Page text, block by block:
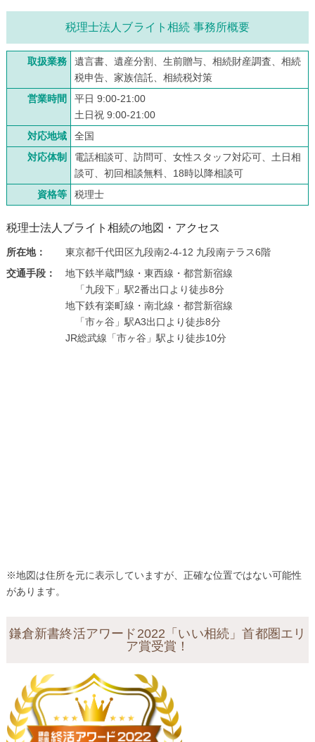
税理士法人ブライト相続 事務所概要
取扱業務
遺言書、遺産分割、生前贈与、相続財産調査、相続
税申告、家族信託、相続税対策
営業時間
平日 9:00-21:00
土日祝 9:00-21:00
対応地域
全国
対応体制
電話相談可、訪問可、女性スタッフ対応可、土日相
談可、初回相談無料、18時以降相談可
資格等
税理士
税理士法人ブライト相続の地図・アクセス
所在地：
東京都千代田区九段南2-4-12 九段南テラス6階
交通手段：
地下鉄半蔵門線・東西線・都営新宿線
「九段下」駅2番出口より徒歩8分
地下鉄有楽町線・南北線・都営新宿線
「市ヶ谷」駅A3出口より徒歩8分
JR総武線「市ヶ谷」駅より徒歩10分
※地図は住所を元に表示していますが、正確な位置ではない可能性
があります。
鎌倉新書終活アワード2022「いい相続」首都圏エリ
ア賞受賞！